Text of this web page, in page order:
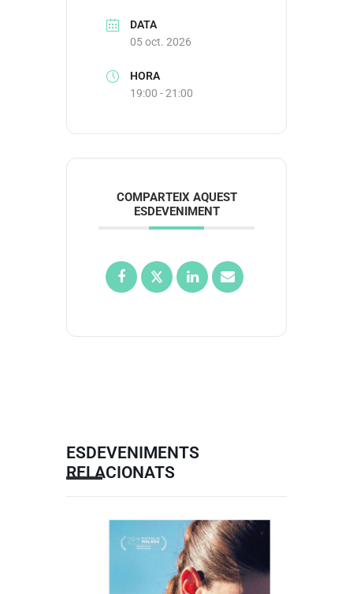
DATA
05 oct. 2026
HORA
19:00 - 21:00
COMPARTEIX AQUEST
ESDEVENIMENT
ESDEVENIMENTS
RELACIONATS